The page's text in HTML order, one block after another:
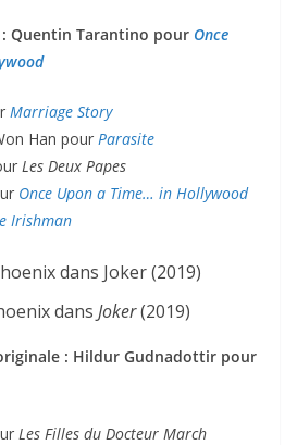
Quentin Tarantino pour Once
Marriage Story
Han pour Parasite
Les Deux Papes
Once Upon a Time… in Hollywood
Irishman
dans Joker(2019)
: Hildur Gudnadottir pour
Les Filles du Docteur March